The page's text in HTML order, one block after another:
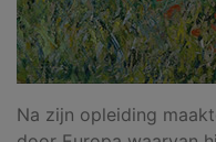
Na zijn opleiding